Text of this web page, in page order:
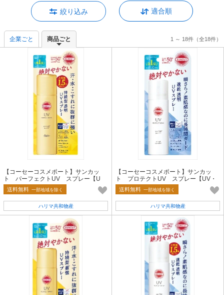
絞り込み 適合順
企業ごと 商品ごと 1 ～ 18件（全18件）
【コーセーコスメポート】サンカッ
ト パーフェクトUV スプレー【U
V・日焼け止め】
送料無料 一部地域を除く
ハリマ共和物産
【コーセーコスメポート】サンカッ
ト プロテクトUV スプレー【UV・
日焼け止め】
送料無料 一部地域を除く
ハリマ共和物産